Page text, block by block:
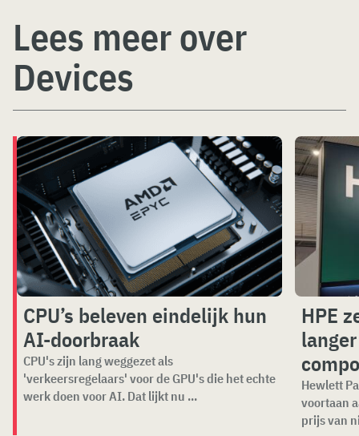
Lees meer over
Devices
CPU’s beleven eindelijk hun
AI-doorbraak
CPU's zijn lang weggezet als
'verkeersregelaars' voor de GPU's die het echte
werk doen voor AI. Dat lijkt nu ...
HPE
Hewlett
voortaan
prijs van